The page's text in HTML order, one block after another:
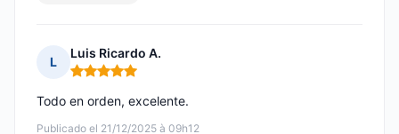
L
Luis Ricardo A.
Nota: 5 de 5
Publicado el 21/12/2025 à 09h12
Todo en orden, excelente.